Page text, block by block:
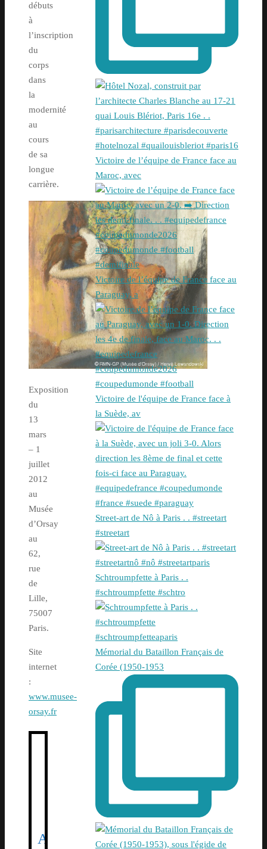
débuts
à
l’inscription
du
corps
dans
la
modernité
au
cours
de sa
longue
carrière.
Exposition
du
13
mars
– 1
juillet
2012
au
Musée
d’Orsay
au
62,
rue
de
Lille,
75007
Paris.
Site
internet
:
www.musee-
orsay.fr
A
Victoire de l’équipe de France face au
Maroc, avec
Victoire de l’équipe de France face au
Paraguay, a
Victoire de l'équipe de France face à
la Suède, av
Street-art de Nô à Paris . . #streetart
#streetart
Schtroumpfette à Paris . .
#schtroumpfette #schtro
Mémorial du Bataillon Français de
Corée (1950-1953